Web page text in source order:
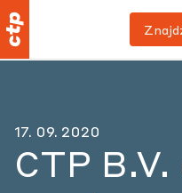
17. 09. 2020
CTP B.V.